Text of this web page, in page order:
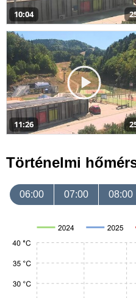
10:04
11:26
Történelmi
06:00 07:00 08:00